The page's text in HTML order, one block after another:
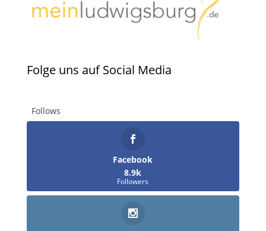
Folge uns auf Social Media
Follows
Facebook
8.9k
Followers